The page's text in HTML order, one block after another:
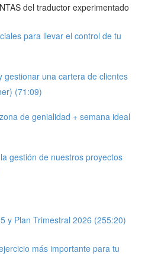
del traductor experimentado
para llevar el control de tu
gestionar una cartera de clientes
(71:09)
de genialidad + semana ideal
gestión de nuestros proyectos
y Plan Trimestral 2026 (255:20)
más importante para tu